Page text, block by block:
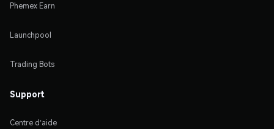
Phemex Earn
Launchpool
Trading Bots
Support
Centre d'aide